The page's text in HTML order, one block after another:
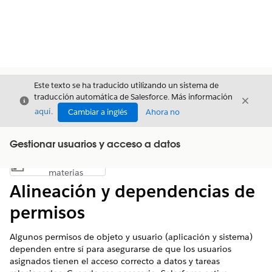
Cerrar
Este texto se ha traducido utilizando un sistema de
traducción automática de Salesforce. Más información
aquí. Cambiar a inglés Ahora no
Cerrar
Gestionar usuarios y acceso a datos
Mostrar índice de materias
materias
Alineación y dependencias de
permisos
Algunos permisos de objeto y usuario (aplicación y sistema)
dependen entre sí para asegurarse de que los usuarios
asignados tienen el acceso correcto a datos y tareas